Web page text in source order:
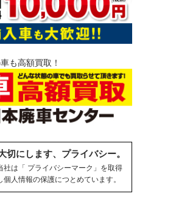
も高額買取！
切にします、プライバシー。
社は「 プライバシーマーク」を取得
個人情報の保護につとめています。